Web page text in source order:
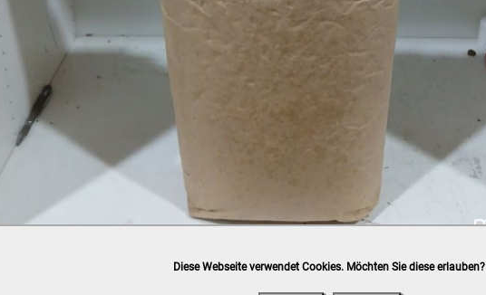
Diese Webseite verwendet Cookies. Möchten Sie diese erlauben?